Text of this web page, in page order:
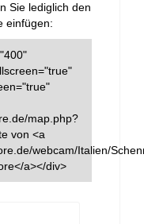
Sie lediglich den
einfügen:
map.php?
von <a
webcam/Italien/
a></div>